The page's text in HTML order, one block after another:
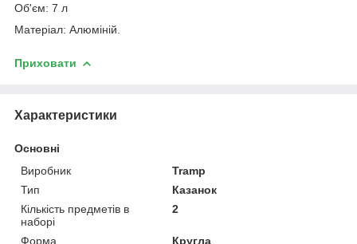
Об'єм: 7 л
Матеріал: Алюміній.
Приховати
Характеристики
Основні
Виробник
Tramp
Тип
Казанок
Кількість предметів в
наборі
2
Форма
Кругла